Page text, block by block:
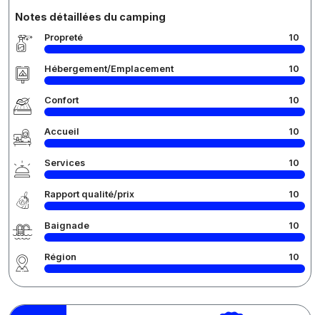
Notes détaillées du camping
Propreté 10
Hébergement/Emplacement 10
Confort 10
Accueil 10
Services 10
Rapport qualité/prix 10
Baignade 10
Région 10